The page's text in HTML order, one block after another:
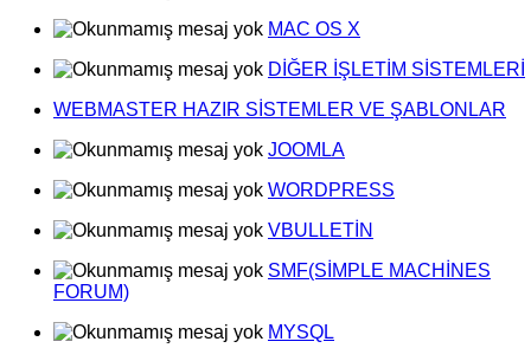
MAC OS X
DİĞER İŞLETİM SİSTEMLERİ
WEBMASTER HAZIR SİSTEMLER VE ŞABLONLAR
JOOMLA
WORDPRESS
VBULLETİN
SMF(SİMPLE MACHİNES
FORUM)
MYSQL